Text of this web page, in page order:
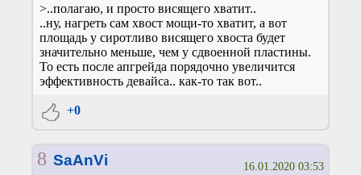
>..полагаю, и просто висящего хватит..
..ну, нагреть сам хвост мощи-то хватит, а вот
площадь у сиротливо висящего хвоста будет
значительно меньше, чем у сдвоенной пластины.
То есть после апгрейда порядочно увеличится
эффективность девайса.. как-то так вот..
+0
8 SaAnVi 16.01.2020 03:53